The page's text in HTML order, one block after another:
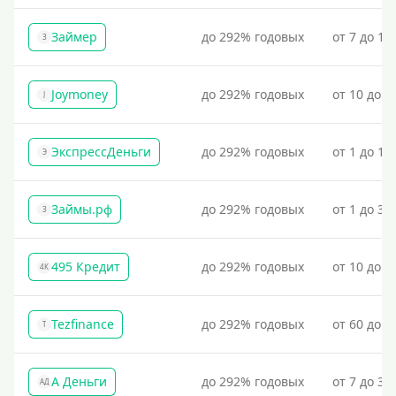
З Займер до 292% годовых от 7 до
J Joymoney до 292% годовых от 10 до
Э ЭкспрессДеньги до 292% годовых от 1 до
З Займы.рф до 292% годовых от 1 до
4К 495 Кредит до 292% годовых от 10 до
T Tezfinance до 292% годовых от 60 до
АД А Деньги до 292% годовых от 7 до